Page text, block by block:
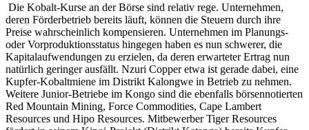
Die Kobalt-Kurse an der Börse sind relativ rege. Unternehmen,
deren Förderbetrieb bereits läuft, können die Steuern durch ihre
Preise wahrscheinlich kompensieren. Unternehmen im Planungs-
oder Vorproduktionsstatus hingegen haben es nun schwerer, die
Kapitalaufwendungen zu erzielen, da deren erwarteter Ertrag nun
natürlich geringer ausfällt. Nzuri Copper etwa ist gerade dabei, eine
Kupfer-Kobaltmiene im Distrikt Kalongwe in Betrieb zu nehmen.
Weitere Junior-Betriebe im Kongo sind die ebenfalls börsennotierten
Red Mountain Mining, Force Commodities, Cape Lambert
Resources und Hipo Resources. Mitbewerber Tiger Resources